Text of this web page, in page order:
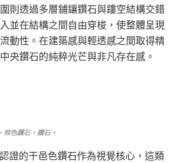
則透過多層鋪鑲鑽石與鏤空結構交錯
並在結構之間自由穿梭，使整體呈現
動性。在建築感與輕透感之間取得精
央鑽石的純粹光芒與非凡存在感。
棕色鑽石，鑽石。
證的干邑色鑽石作為視覺核心，這類